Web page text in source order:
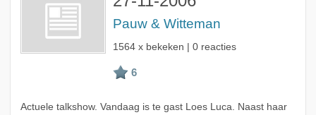
Pauw & Witteman
1564 x bekeken | 0 reacties
Actuele talkshow. Vandaag is te gast Loes Luca. Naast haar